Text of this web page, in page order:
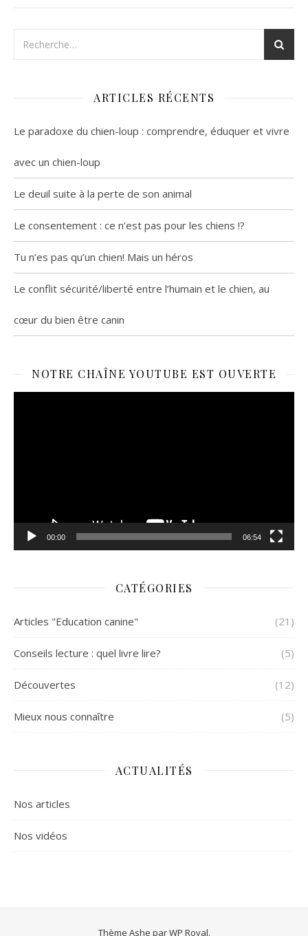
ARTICLES RÉCENTS
Le paradoxe du chien-loup : comprendre, éduquer et vivre
avec un chien-loup
Le deuil suite à la perte de son animal
Le consentement : ce n’est pas pour les chiens !?
Tu n’es pas qu’un chien! Mais un héros
Le conflit sécurité/liberté entre l’humain et le chien, au
cœur du bien être canin
NOTRE CHAÎNE YOUTUBE EST OUVERTE
00:00 06:54
CATÉGORIES
Articles "Education canine" (21)
Conseils lecture : quel livre lire? (5)
Découvertes (12)
Mieux nous connaître (5)
ACTUALITÉS
Nos articles
Nos vidéos
Thème Ashe parWP Royal.